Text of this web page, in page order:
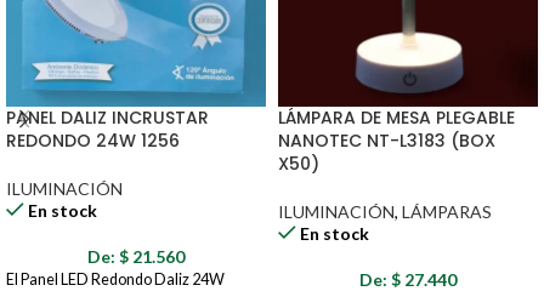
PANEL DALIZ INCRUSTAR
REDONDO 24W 1256
ILUMINACIÓN
En stock
De: $ 21.560
El Panel LED Redondo Daliz 24W
LÁMPARA DE MESA PLEGABLE
NANOTEC NT-L3183 (BOX
X50)
ILUMINACIÓN, LÁMPARAS
En stock
De: $ 27.440